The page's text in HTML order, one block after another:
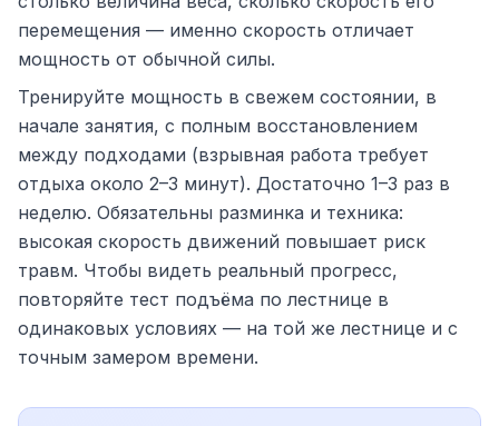
перемещения — именно скорость отличает
мощность от обычной силы.
Тренируйте мощность в свежем состоянии, в
начале занятия, с полным восстановлением
между подходами (взрывная работа требует
отдыха около 2–3 минут). Достаточно 1–3 раз в
неделю. Обязательны разминка и техника:
высокая скорость движений повышает риск
травм. Чтобы видеть реальный прогресс,
повторяйте тест подъёма по лестнице в
одинаковых условиях — на той же лестнице и с
точным замером времени.